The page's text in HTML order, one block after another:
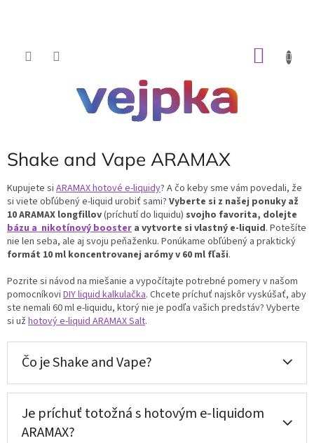
Shake and Vape ARAMAX
Kupujete si ARAMAX hotové e-liquidy? A čo keby sme vám povedali, že
si viete obľúbený e-liquid urobiť sami? Vyberte si z našej ponuky až
10ARAMAX longfillov(príchutí do liquidu) svojho favorita, dolejte
bázu a nikotínový booster a vytvorte si vlastný e-liquid. Potešíte
nie len seba, ale aj svoju peňaženku. Ponúkame obľúbený a praktický
formát 10 ml koncentrovanej arómy v 60 ml fľaši.
Pozrite si návod na miešanie a vypočítajte potrebné pomery v našom
pomocníkovi DIY liquid kalkulačka. Chcete príchuť najskôr vyskúšať, aby
ste nemali 60 ml e-liquidu, ktorý nie je podľa vašich predstáv? Vyberte
si už hotový e-liquid ARAMAX Salt.
Čo je Shake and Vape?
Je príchuť totožná s hotovým e-liquidom
ARAMAX?